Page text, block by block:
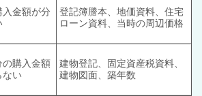
入金額が分
登記簿謄本、地価資料、住宅
ローン資料、当時の周辺価格
の購入金額
ない
建物登記、固定資産税資料、
建物図面、築年数